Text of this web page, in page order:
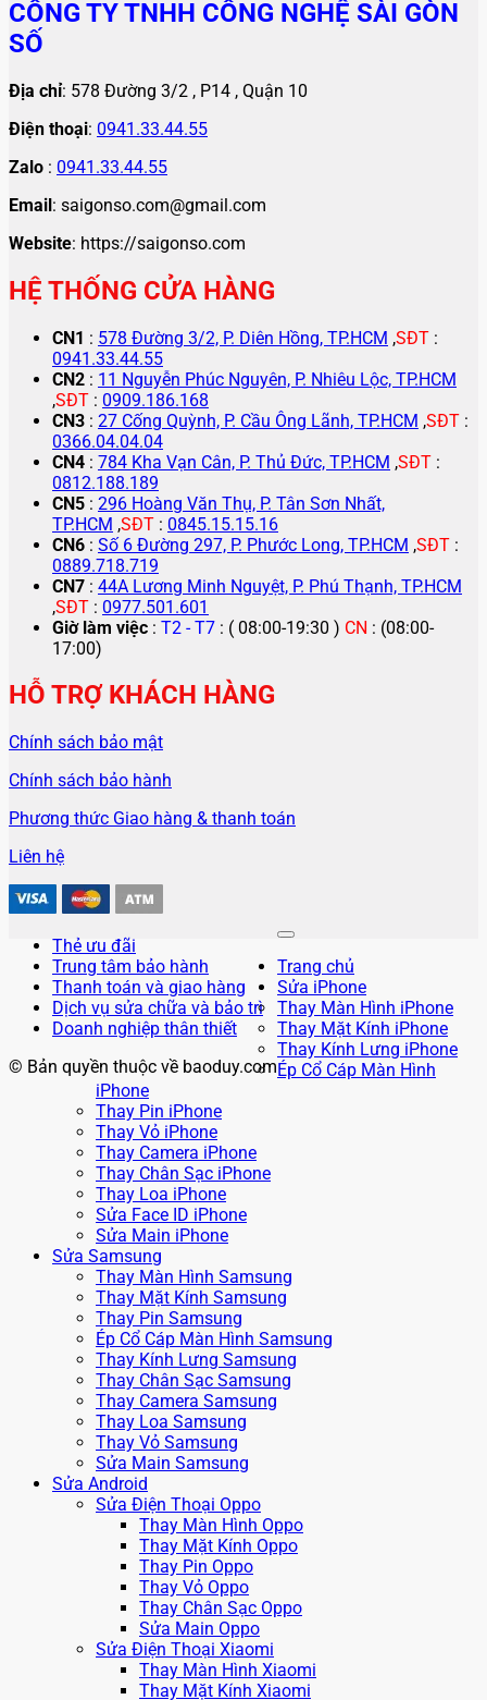
CÔNG TY TNHH CÔNG NGHỆ SÀI GÒN
SỐ
Địa chỉ: 578 Đường 3/2 , P14 , Quận 10
Điện thoại: 0941.33.44.55
Zalo : 0941.33.44.55
Email: saigonso.com@gmail.com
Website: https://saigonso.com
HỆ THỐNG CỬA HÀNG
CN1 : 578 Đường 3/2, P. Diên Hồng, TP.HCM ,SĐT :
0941.33.44.55
CN2 : 11 Nguyễn Phúc Nguyên, P. Nhiêu Lộc, TP.HCM
,SĐT : 0909.186.168
CN3 : 27 Cống Quỳnh, P. Cầu Ông Lãnh, TP.HCM ,SĐT :
0366.04.04.04
CN4 : 784 Kha Vạn Cân, P. Thủ Đức, TP.HCM ,SĐT :
0812.188.189
CN5 : 296 Hoàng Văn Thụ, P. Tân Sơn Nhất,
TP.HCM ,SĐT : 0845.15.15.16
CN6 : Số 6 Đường 297, P. Phước Long, TP.HCM ,SĐT :
0889.718.719
CN7 : 44A Lương Minh Nguyệt, P. Phú Thạnh, TP.HCM
,SĐT : 0977.501.601
Giờ làm việc : T2 - T7 : ( 08:00-19:30 ) CN : (08:00-
17:00)
HỖ TRỢ KHÁCH HÀNG
Chính sách bảo mật
Chính sách bảo hành
Phương thức Giao hàng & thanh toán
Liên hệ
Thẻ ưu đãi
Trung tâm bảo hành
Thanh toán và giao hàng
Dịch vụ sửa chữa và bảo trì
Doanh nghiệp thân thiết
© Bản quyền thuộc về baoduy.com
Trang chủ
Sửa iPhone
Thay Màn Hình iPhone
Thay Mặt Kính iPhone
Thay Kính Lưng iPhone
Ép Cổ Cáp Màn Hình
iPhone
Thay Pin iPhone
Thay Vỏ iPhone
Thay Camera iPhone
Thay Chân Sạc iPhone
Thay Loa iPhone
Sửa Face ID iPhone
Sửa Main iPhone
Sửa Samsung
Thay Màn Hình Samsung
Thay Mặt Kính Samsung
Thay Pin Samsung
Ép Cổ Cáp Màn Hình Samsung
Thay Kính Lưng Samsung
Thay Chân Sạc Samsung
Thay Camera Samsung
Thay Loa Samsung
Thay Vỏ Samsung
Sửa Main Samsung
Sửa Android
Sửa Điện Thoại Oppo
Thay Màn Hình Oppo
Thay Mặt Kính Oppo
Thay Pin Oppo
Thay Vỏ Oppo
Thay Chân Sạc Oppo
Sửa Main Oppo
Sửa Điện Thoại Xiaomi
Thay Màn Hình Xiaomi
Thay Mặt Kính Xiaomi